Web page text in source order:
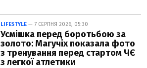
LIFESTYLE — 7 СЕРПНЯ 2026, 05:30
Усмішка перед боротьбою за
золото: Магучіх показала фото
з тренування перед стартом ЧЄ
з легкої атлетики